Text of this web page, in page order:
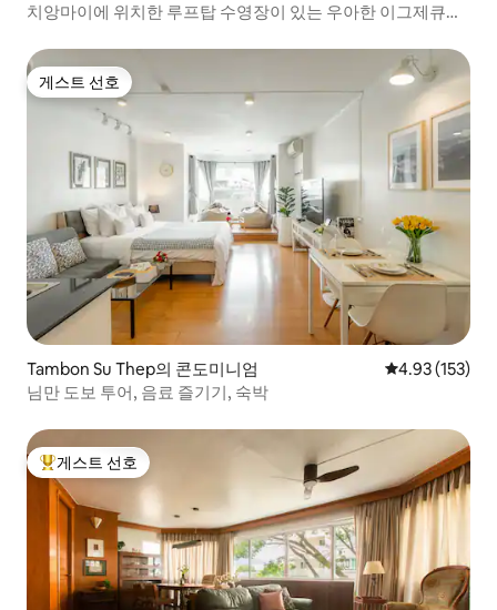
치앙마이에 위치한 루프탑 수영장이 있는 우아한 이그제큐티
게스트 선호
게스트 선호
Tambon Su Thep의 콘도미니엄 평점 4.93점(5
4.93 (153)
님만 도보 투어, 음료 즐기기, 숙박
상위 게스트 선호
게스트 선호